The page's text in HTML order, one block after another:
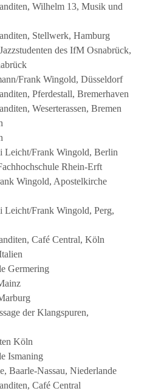
Wilhelm 13, Musik und
Stellwerk, Hamburg
des IfM Osnabrück,
Frank Wingold, Düsseldorf
Pferdestall, Bremerhaven
Weserterassen, Bremen
Leicht/Frank Wingold, Berlin
Rhein-Erft
Wingold, Apostelkirche
Frank Wingold, Perg,
Café Central, Köln
Germering
der Klangspuren,
Köln
Ismaning
Baarle-Nassau, Niederlande
Café Central